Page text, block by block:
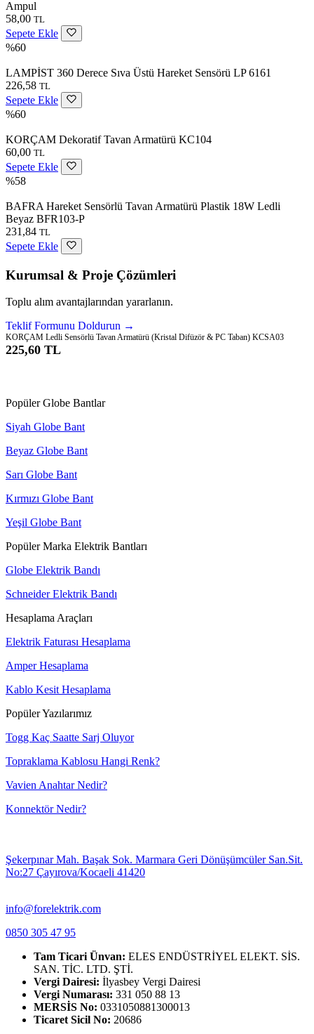
Ampul
58,00 TL
Sepete Ekle
%60
LAMPİST 360 Derece Sıva Üstü Hareket Sensörü LP 6161
226,58 TL
Sepete Ekle
%60
KORÇAM Dekoratif Tavan Armatürü KC104
60,00 TL
Sepete Ekle
%58
BAFRA Hareket Sensörlü Tavan Armatürü Plastik 18W Ledli
Beyaz BFR103-P
231,84 TL
Sepete Ekle
Kurumsal & Proje Çözümleri
Toplu alım avantajlarından yararlanın.
Teklif Formunu Doldurun →
KORÇAM Ledli Sensörlü Tavan Armatürü (Kristal Difüzör & PC Taban) KCSA03
225,60 TL
Popüler Globe Bantlar
Siyah Globe Bant
Beyaz Globe Bant
Sarı Globe Bant
Kırmızı Globe Bant
Yeşil Globe Bant
Popüler Marka Elektrik Bantları
Globe Elektrik Bandı
Schneider Elektrik Bandı
Hesaplama Araçları
Elektrik Faturası Hesaplama
Amper Hesaplama
Kablo Kesit Hesaplama
Popüler Yazılarımız
Togg Kaç Saatte Sarj Oluyor
Topraklama Kablosu Hangi Renk?
Vavien Anahtar Nedir?
Konnektör Nedir?
Şekerpınar Mah. Başak Sok. Marmara Geri Dönüşümcüler San.Sit.
No:27 Çayırova/Kocaeli 41420
info@forelektrik.com
0850 305 47 95
Tam Ticari Ünvan: ELES ENDÜSTRİYEL ELEKT. SİS.
SAN. TİC. LTD. ŞTİ.
Vergi Dairesi: İlyasbey Vergi Dairesi
Vergi Numarası: 331 050 88 13
MERSİS No: 0331050881300013
Ticaret Sicil No: 20686